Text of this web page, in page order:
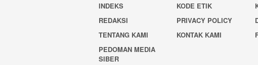
INDEKS KODE ETIK
REDAKSI
PRIVACY POLICY
TENTANG KAMI
KONTAK KAMI
PEDOMAN MEDIA
SIBER